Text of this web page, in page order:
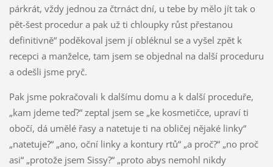
párkrát, vždy jednou za čtrnáct dní, u tebe by mělo jít tak o
pět-šest procedur a pak už ti chloupky růst přestanou
definitivně“ poděkoval jsem jí obléknul se a vyšel zpět k
recepci a manželce, tam jsem se objednal na další proceduru
a odešli jsme pryč.
Pak jsme pokračovali k dalšímu domu a k další proceduře,
„kam jdeme teď?“ zeptal jsem se „ke kosmetičce, upraví ti
obočí, dá umělé řasy a natetuje ti na obličej nějaké linky“
„natetuje?“ „ano, oční linky a kontury rtů“ „a proč?“ „no proč
asi“ „protože jsem Sissy?“ „proto abys nemohl nikdy